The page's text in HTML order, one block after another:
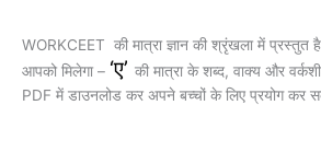
WORKCEET की मात्रा ज्ञान की श्रृंखला में प्रस्तुत
आपको मिलेगा – ‘ए’ की मात्रा के शब्द, वाक्य और
PDF में डाउनलोड कर अपने बच्चों के लिए प्रयोग कर